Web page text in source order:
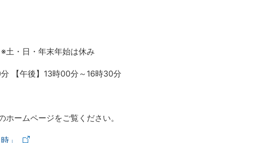
・日・年末年始は休み
【午後】13時00分～16時30分
ームページをご覧ください。
」